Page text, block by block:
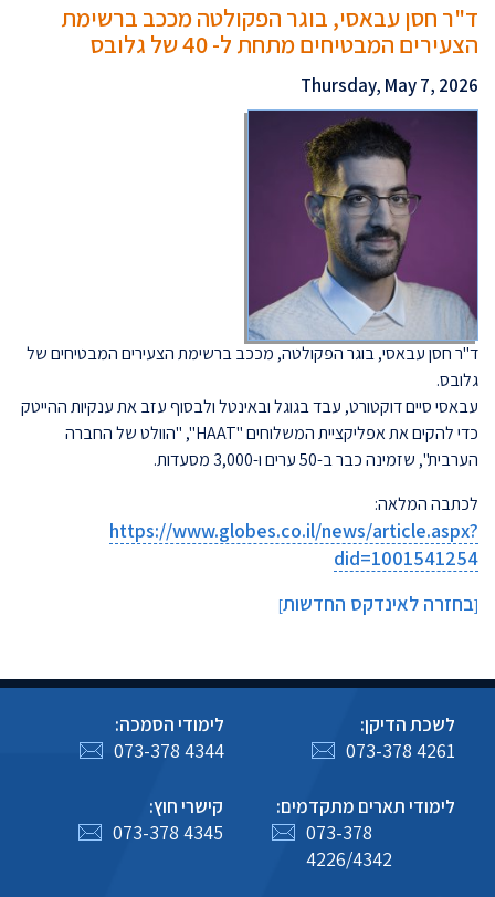
ד"ר חסן עבאסי, בוגר הפקולטה מככב ברשימת
הצעירים המבטיחים מתחת ל- 40 של גלובס
Thursday, May 7, 2026
ד"ר חסן עבאסי, בוגר הפקולטה, מככב ברשימת הצעירים המבטיחים של
גלובס.
עבאסי סיים דוקטורט, עבד בגוגל ובאינטל ולבסוף עזב את ענקיות ההייטק
כדי להקים את אפליקציית המשלוחים "HAAT", "הוולט של החברה
הערבית", שזמינה כבר ב-50 ערים ו-3,000 מסעדות.
לכתבה המלאה:
https://www.globes.co.il/news/article.aspx?
did=1001541254
[בחזרה לאינדקס החדשות]
לשכת הדיקן:
073-378 4261
לימודי הסמכה:
073-378 4344
לימודי תארים מתקדמים:
073-378
4226/4342
קישרי חוץ:
073-378 4345